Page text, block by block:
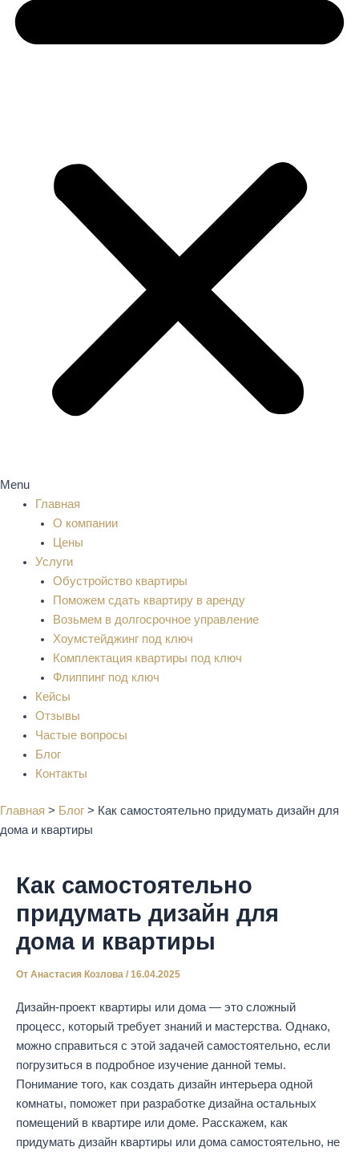
Menu
Главная
О компании
Цены
Услуги
Обустройство квартиры
Поможем сдать квартиру в аренду
Возьмем в долгосрочное управление
Хоумстейджинг под ключ
Комплектация квартиры под ключ
Флиппинг под ключ
Кейсы
Отзывы
Частые вопросы
Блог
Контакты
Главная > Блог > Как самостоятельно придумать дизайн для
дома и квартиры
Как самостоятельно
придумать дизайн для
дома и квартиры
От Анастасия Козлова / 16.04.2025
Дизайн-проект квартиры или дома — это сложный
процесс, который требует знаний и мастерства. Однако,
можно справиться с этой задачей самостоятельно, если
погрузиться в подробное изучение данной темы.
Понимание того, как создать дизайн интерьера одной
комнаты, поможет при разработке дизайна остальных
помещений в квартире или доме. Расскажем, как
придумать дизайн квартиры или дома самостоятельно, не